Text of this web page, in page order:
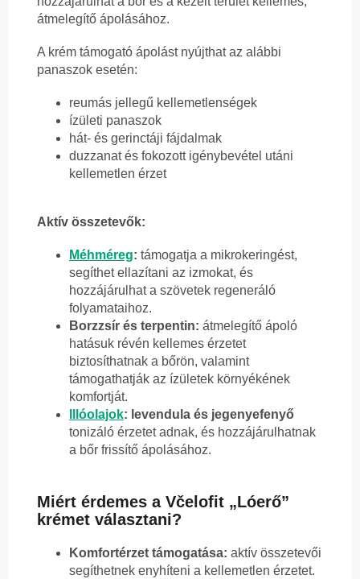
átmelegítő ápolásához.
A krém támogató ápolást nyújthat az alábbi
panaszok esetén:
reumás jellegű kellemetlenségek
ízületi panaszok
hát- és gerinctáji fájdalmak
duzzanat és fokozott igénybevétel utáni
kellemetlen érzet
Aktív összetevők:
Méhméreg: támogatja a mikrokeringést,
segíthet ellazítani az izmokat, és
hozzájárulhat a szövetek regeneráló
folyamataihoz.
Borzzsír és terpentin: átmelegítő ápoló
hatásuk révén kellemes érzetet
biztosíthatnak a bőrön, valamint
támogathatják az ízületek környékének
komfortját.
Illóolajok: levendula és jegenyefenyő
tonizáló érzetet adnak, és hozzájárulhatnak
a bőr frissítő ápolásához.
Miért érdemes a Včelofit „Lóerő”
krémet választani?
Komfortérzet támogatása: aktív összetevői
segíthetnek enyhíteni a kellemetlen érzetet.